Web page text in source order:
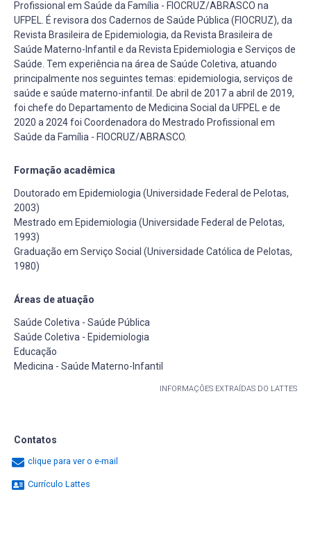
Profissional em Saúde da Família - FIOCRUZ/ABRASCO na
UFPEL. É revisora dos Cadernos de Saúde Pública (FIOCRUZ), da
Revista Brasileira de Epidemiologia, da Revista Brasileira de
Saúde Materno-Infantil e da Revista Epidemiologia e Serviços de
Saúde. Tem experiência na área de Saúde Coletiva, atuando
principalmente nos seguintes temas: epidemiologia, serviços de
saúde e saúde materno-infantil. De abril de 2017 a abril de 2019,
foi chefe do Departamento de Medicina Social da UFPEL e de
2020 a 2024 foi Coordenadora do Mestrado Profissional em
Saúde da Família - FIOCRUZ/ABRASCO.
Formação acadêmica
Doutorado em Epidemiologia (Universidade Federal de Pelotas,
2003)
Mestrado em Epidemiologia (Universidade Federal de Pelotas,
1993)
Graduação em Serviço Social (Universidade Católica de Pelotas,
1980)
Áreas de atuação
Saúde Coletiva - Saúde Pública
Saúde Coletiva - Epidemiologia
Educação
Medicina - Saúde Materno-Infantil
INFORMAÇÕES EXTRAÍDAS DO LATTES
Contatos
clique para ver o e-mail
Currículo Lattes